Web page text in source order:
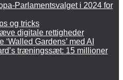
Parlamentsvalget i 2024 for
og tricks
digitale rettigheder
Gardens’ med AI
træningssæt: 15 millioner